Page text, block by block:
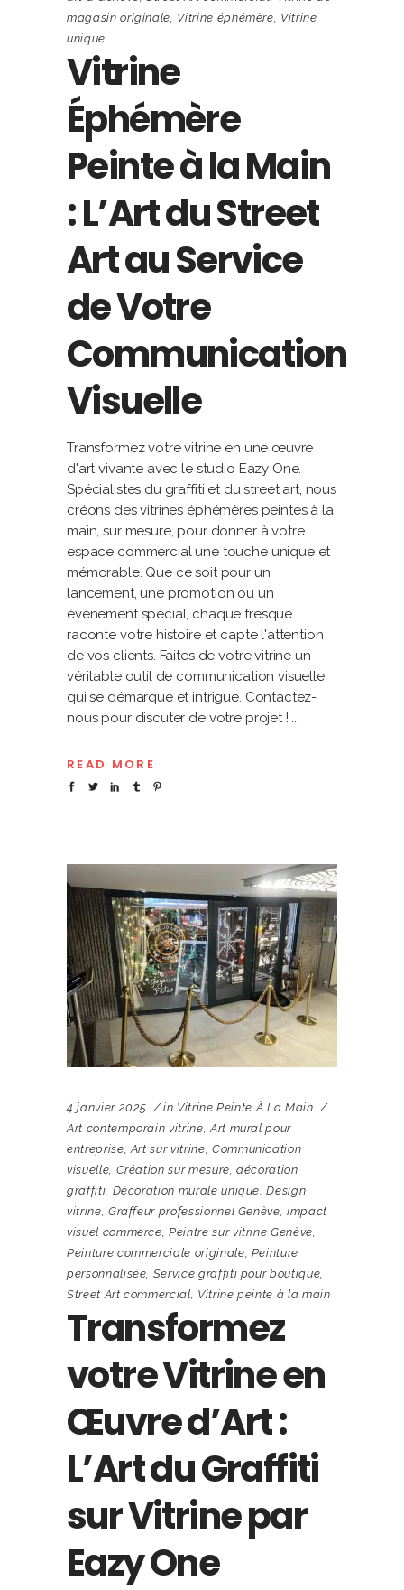
magasin originale Vitrine éphémère Vitrine
unique
Vitrine
Éphémère
Peinte à la Main
: L’Art du Street
Art au Service
de Votre
Communication
Visuelle
Transformez votre vitrine en une œuvre
d'art vivante avec le studio Eazy One.
Spécialistes du graffiti et du street art, nous
créons des vitrines éphémères peintes à la
main, sur mesure, pour donner à votre
espace commercial une touche unique et
mémorable. Que ce soit pour un
lancement, une promotion ou un
événement spécial, chaque fresque
raconte votre histoire et capte l'attention
de vos clients. Faites de votre vitrine un
véritable outil de communication visuelle
qui se démarque et intrigue. Contactez-
nous pour discuter de votre projet !
READ MORE
4 janvier 2025 in Vitrine Peinte À La Main
Art contemporain vitrine,Art mural pour
entreprise,Art sur vitrine, Communication
visuelle, Création sur mesure,décoration
graffiti, Décoration murale unique,Design
vitrine, Graffeur professionnel Genève,Impact
visuel commerce,Peintre sur vitrine Genève,
Peinture commerciale originale, Peinture
personnalisée, Service graffiti pour boutique,
Street Art commercial, Vitrine peinte à la main
Transformez
votre Vitrine en
Œuvre d’Art :
L’Art du Graffiti
sur Vitrine par
Eazy One